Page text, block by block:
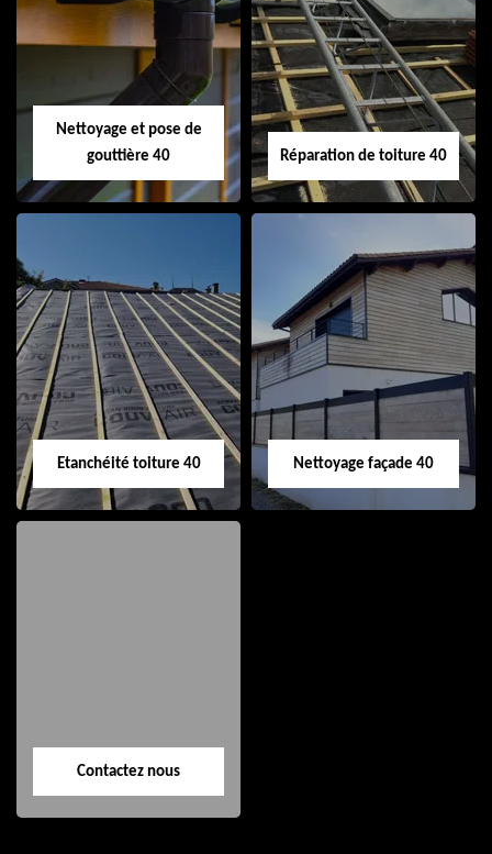
Isolation de toiture
40
Peinture sur tuile
40
Nettoyage et pose de
gouttière 40
Nettoyage et pose
de gouttière 40
Réparation de toiture 40
Réparation de
toiture 40
Etanchéité toiture 40 Nettoyage façade 40
Contactez nous